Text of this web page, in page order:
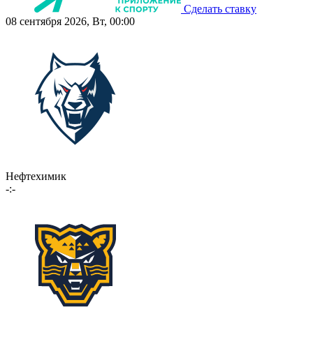
Сделать ставку
08 сентября 2026, Вт, 00:00
Нефтехимик
-:-